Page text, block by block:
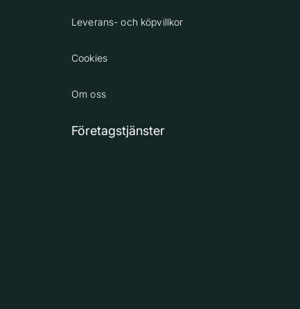
Leverans- och köpvillkor
Cookies
Om oss
Företagstjänster